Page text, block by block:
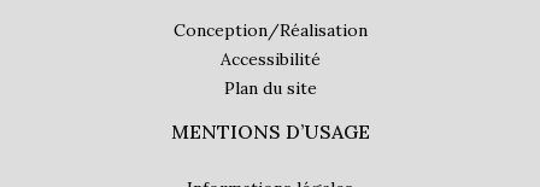
Conception/Réalisation
Accessibilité
Plan du site
MENTIONS D’USAGE